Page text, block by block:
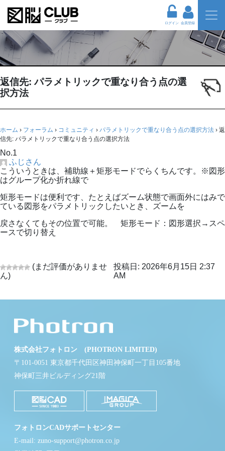
ログイン 会員登録
返信先: パラメトリックで重なり合う点の選
択方法
ホーム › フォーラム › コミュニティ › パラメトリックで重なり合う点の選択方法 › 返
信先: パラメトリックで重なり合う点の選択方法
No.1
ふじさん
こういうときは、補助線＋矩形モードでらくちんです。※図形
はグループ化か折れ線で
矩形モードは便利です、たとえばズーム状態で画面外にはみで
ている図形をパラメトリックしたいとき、ズームを
戻さなくてもその位置で可能。 矩形モード：図形選択→スペ
ースで切り替え
(まだ評価がありませ
ん)
投稿日: 2026年6月15日 2:37
AM
株式会社フォトロン (PHOTRON LIMITED)
〒101-0051 東京都千代田区神田神保町一丁目105番地
神保町三井ビルディング21階
フォトロンCADサポートセンター
E-mail: zuno-support@photron.co.jp